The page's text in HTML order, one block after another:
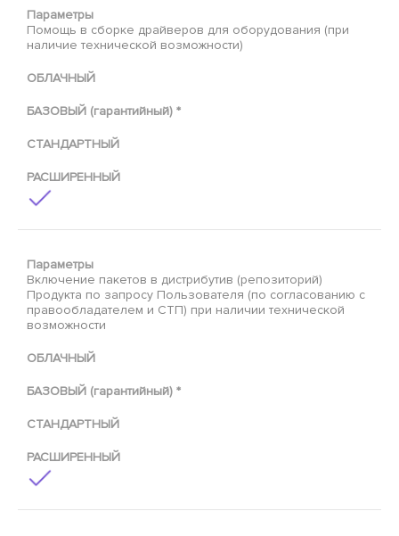
Параметры
Помощь в сборке драйверов для оборудования (при
наличие технической возможности)
ОБЛАЧНЫЙ
БАЗОВЫЙ (гарантийный) *
СТАНДАРТНЫЙ
РАСШИРЕННЫЙ
Параметры
Включение пакетов в дистрибутив (репозиторий)
Продукта по запросу Пользователя (по согласованию с
правообладателем и СТП) при наличии технической
возможности
ОБЛАЧНЫЙ
БАЗОВЫЙ (гарантийный) *
СТАНДАРТНЫЙ
РАСШИРЕННЫЙ